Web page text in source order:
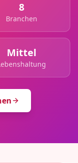
8
Branchen
Mittel